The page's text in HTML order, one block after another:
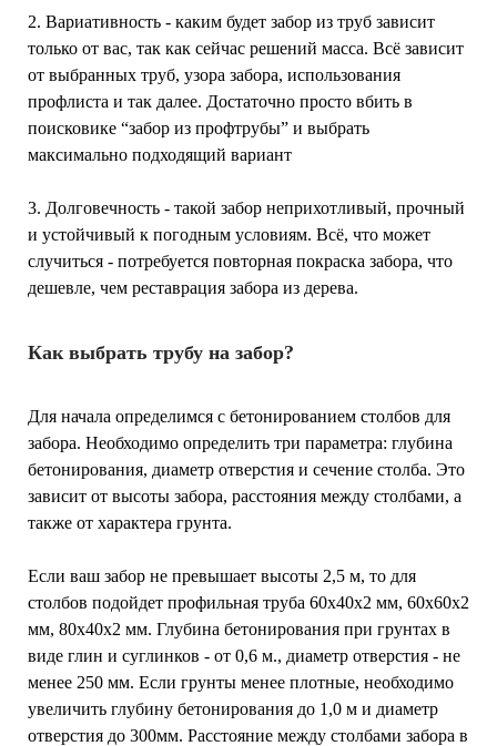
2. Вариативность - каким будет забор из труб зависит
только от вас, так как сейчас решений масса. Всё зависит
от выбранных труб, узора забора, использования
профлиста и так далее. Достаточно просто вбить в
поисковике “забор из профтрубы” и выбрать
максимально подходящий вариант
3. Долговечность - такой забор неприхотливый, прочный
и устойчивый к погодным условиям. Всё, что может
случиться - потребуется повторная покраска забора, что
дешевле, чем реставрация забора из дерева.
Как выбрать трубу на забор?
Для начала определимся с бетонированием столбов для
забора. Необходимо определить три параметра: глубина
бетонирования, диаметр отверстия и сечение столба. Это
зависит от высоты забора, расстояния между столбами, а
также от характера грунта.
Если ваш забор не превышает высоты 2,5 м, то для
столбов подойдет профильная труба 60х40х2 мм, 60х60х2
мм, 80х40х2 мм. Глубина бетонирования при грунтах в
виде глин и суглинков - от 0,6 м., диаметр отверстия - не
менее 250 мм. Если грунты менее плотные, необходимо
увеличить глубину бетонирования до 1,0 м и диаметр
отверстия до 300мм. Расстояние между столбами забора в